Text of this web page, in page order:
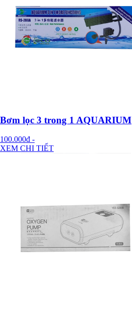
Bơm lọc 3 trong 1 AQUARIUM
100.000đ -
XEM CHI TIẾT